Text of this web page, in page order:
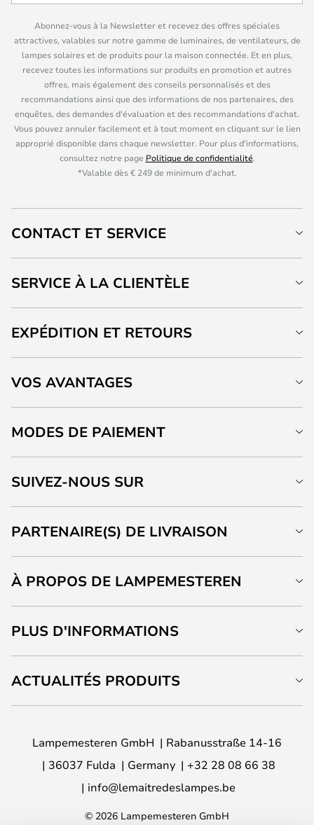
Abonnez-vous à la Newsletter et recevez des offres spéciales
attractives, valables sur notre gamme de luminaires, de ventilateurs, de
lampes solaires et de produits pour la maison connectée. Et en plus,
recevez toutes les informations sur produits en promotion et autres
offres, mais également des conseils personnalisés et des
recommandations ainsi que des informations de nos partenaires, des
enquêtes, des demandes d'évaluation et des recommandations d'achat.
Vous pouvez annuler facilement et à tout moment en cliquant sur le lien
approprié disponible dans chaque newsletter. Pour plus d'informations,
consultez notre page Politique de confidentialité.
*Valable dès € 249 de minimum d'achat.
CONTACT ET SERVICE
SERVICE À LA CLIENTÈLE
EXPÉDITION ET RETOURS
VOS AVANTAGES
MODES DE PAIEMENT
SUIVEZ-NOUS SUR
PARTENAIRE(S) DE LIVRAISON
À PROPOS DE LAMPEMESTEREN
PLUS D'INFORMATIONS
ACTUALITÉS PRODUITS
Lampemesteren GmbH
Rabanusstraße 14-16
36037 Fulda
Germany
+32 28 08 66 38
info@lemaitredeslampes.be
© 2026 Lampemesteren GmbH